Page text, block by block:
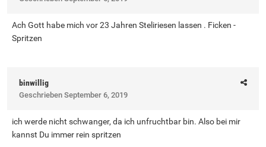
Ach Gott habe mich vor 23 Jahren Steliriesen lassen . Ficken -
Spritzen
binwillig
Geschrieben September 6, 2019
ich werde nicht schwanger, da ich unfruchtbar bin. Also bei mir
kannst Du immer rein spritzen